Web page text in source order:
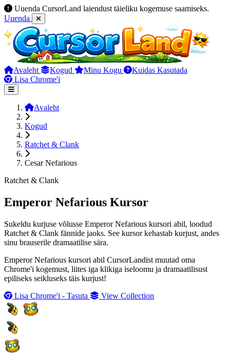
Uuenda CursorLand laiendust täieliku kogemuse saamiseks.
Uuenda
Avaleht Kogud Minu Kogu
Kuidas Kasutada
Lisa Chrome'i
Avaleht
Kogud
Ratchet & Clank
Cesar Nefarious
Ratchet & Clank
Emperor Nefarious Kursor
Sukeldu kurjuse võlusse Emperor Nefarious kursori abil, loodud
Ratchet & Clank fännide jaoks. See kursor kehastab kurjust, andes
sinu brauserile dramaatilise sära.
Emperor Nefarious kursori abil CursorLandist muutad oma
Chrome'i kogemust, liites iga klikiga iseloomu ja dramaatilisust
epiliseks seikluseks täis kurjust!
Lisa Chrome'i - Tasuta
View Collection